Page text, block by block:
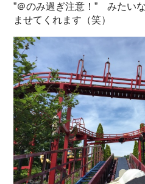
”＠のみ過ぎ注意！” みたい
ませてくれます（笑）